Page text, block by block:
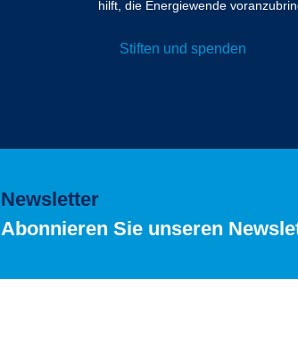
hilft, die Energiewende
Stiften und spenden
Newsletter
Abonnieren Sie unseren